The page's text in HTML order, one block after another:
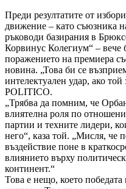
Преди резултатите от
движение – като съюзника
ръководи базирания в
Корвинус Колегиум“ – вече
поражението на премиера
новина. „Това би се
интелектуален удар, ако
POLITICO.
„Трябва да помним, че
влиятелна роля по
партии и техните лидери,
него“, каза той. „Мисля, че
въздействие поне в
влиянието върху
континент.“
Това е нещо, което